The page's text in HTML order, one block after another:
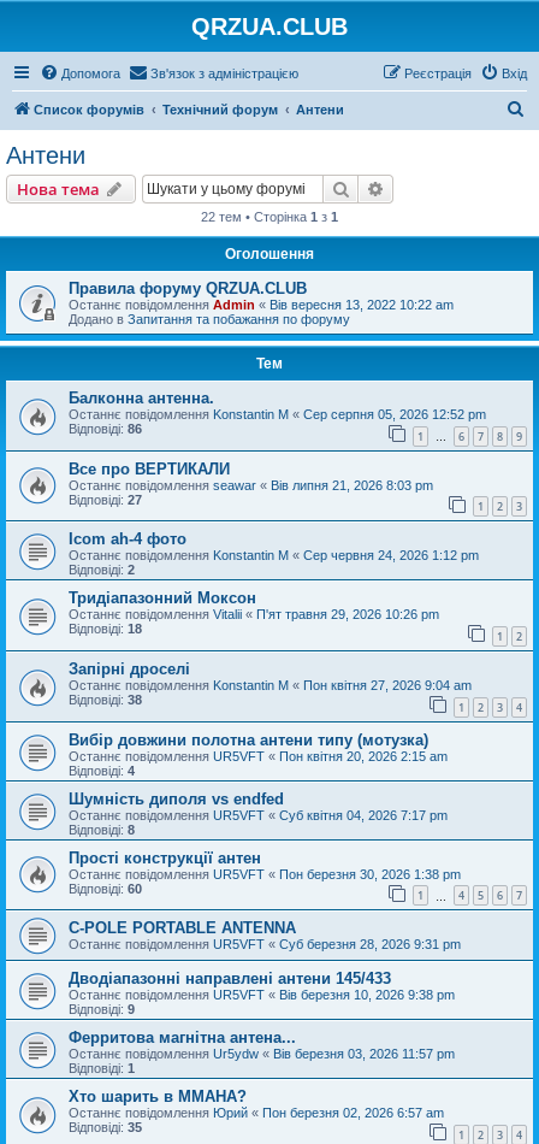
QRZUA.CLUB
Допомога Зв'язок з адміністрацією Вхід
Реєстрація
Список форумів Технічний форум Антени
Антени
Нова тема Пошук
22 тем • Сторінка 1 з 1
Оголошення
Правила форуму QRZUA.CLUB
Останнє повідомлення Admin « Вів вересня 13, 2022 10:22 am
Додано в Запитання та побажання по форуму
Тем
Балконна антенна.
Останнє повідомлення Konstantin M « Сер серпня 05, 2026 12:52 pm
Відповіді: 86 1 … 6 7 8 9
Все про ВЕРТИКАЛИ
Останнє повідомлення seawar « Вів липня 21, 2026 8:03 pm
Відповіді: 27 1 2 3
Icom ah-4 фото
Останнє повідомлення Konstantin M « Сер червня 24, 2026 1:12 pm
Відповіді: 2
Тридіапазонний Моксон
Останнє повідомлення Vitalii « П'ят травня 29, 2026 10:26 pm
Відповіді: 18 1 2
Запірні дроселі
Останнє повідомлення Konstantin M « Пон квітня 27, 2026 9:04 am
Відповіді: 38 1 2 3 4
Вибір довжини полотна антени типу (мотузка)
Останнє повідомлення UR5VFT « Пон квітня 20, 2026 2:15 am
Відповіді: 4
Шумність диполя vs endfed
Останнє повідомлення UR5VFT « Суб квітня 04, 2026 7:17 pm
Відповіді: 8
Прості конструкції антен
Останнє повідомлення UR5VFT « Пон березня 30, 2026 1:38 pm
Відповіді: 60 1 4 5 6 7
C-POLE PORTABLE ANTENNA
Останнє повідомлення UR5VFT « Суб березня 28, 2026 9:31 pm
Дводіапазонні направлені антени 145/433
Останнє повідомлення UR5VFT « Вів березня 10, 2026 9:38 pm
Відповіді: 9
Ферритова магнітна антена...
Останнє повідомлення Ur5ydw « Вів березня 03, 2026 11:57 pm
Відповіді: 1
Хто шарить в ММАНА?
Останнє повідомлення Юрий « Пон березня 02, 2026 6:57 am
Відповіді: 35 1 2 3 4